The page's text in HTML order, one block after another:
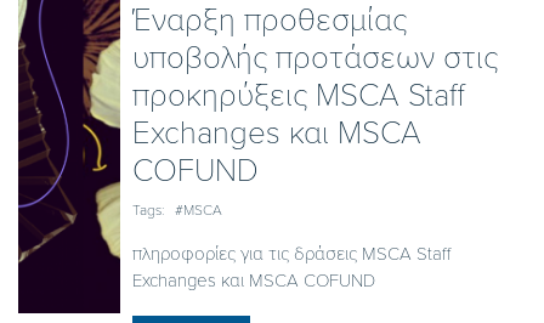
Έναρξη προθεσμίας
υποβολής προτάσεων στις
προκηρύξεις MSCA Staff
Exchanges και MSCA
COFUND
Tags: #MSCA
πληροφορίες για τις δράσεις MSCA Staff
Exchanges και MSCA COFUND